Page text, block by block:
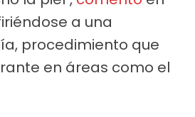
a una
procedimiento que
en áreas como el